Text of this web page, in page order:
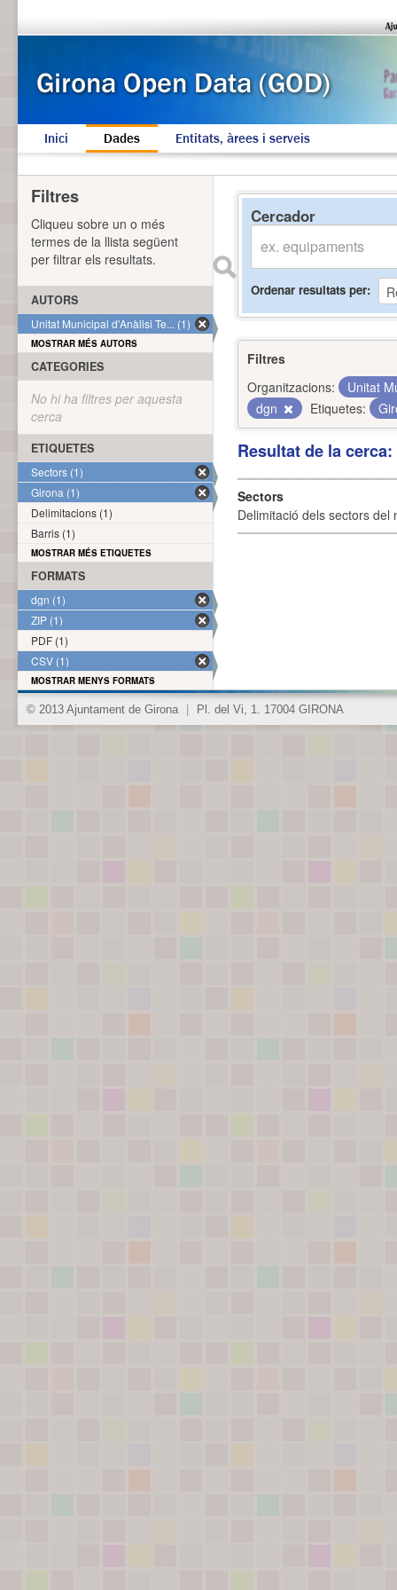
Inici Dades Entitats, àrees i serveis
Cercador
Ordenar resultats per
Filtres
Organitzacions:
Unitat
dgn
Etiquetes:
Resultat de la
Sectors
Delimitació dels sectors del
Filtres
Cliqueu sobre un o més
termes de la llista següent
per filtrar els resultats.
AUTORS
Unitat Municipal d'Anàlisi Te... (1)
MOSTRAR MÉS AUTORS
CATEGORIES
No hi ha filtres per aquesta
cerca
ETIQUETES
Sectors (1)
Girona (1)
Delimitacions (1)
Barris (1)
MOSTRAR MÉS ETIQUETES
FORMATS
dgn (1)
ZIP (1)
PDF (1)
CSV (1)
MOSTRAR MENYS FORMATS
© 2013 Ajuntament de Girona Pl. del Vi, 1. 17004 GIRONA